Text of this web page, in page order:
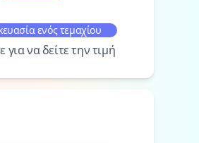
ενός τεμαχίου
για να δείτε την τιμή